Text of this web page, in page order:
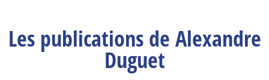
Les publications de Alexandre
Duguet